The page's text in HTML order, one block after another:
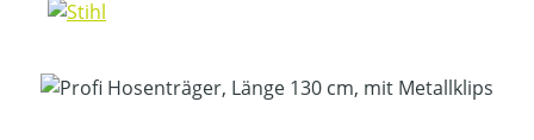
Bildergalerie überspringen